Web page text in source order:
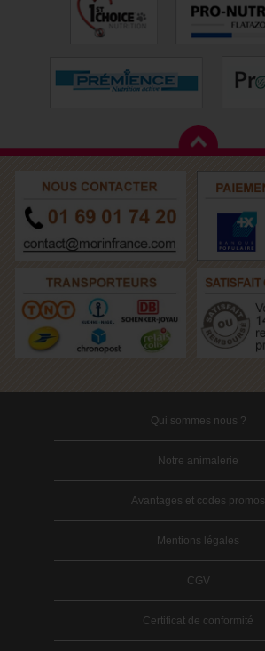
Qui sommes nous ?
Notre animalerie
Avantages et codes promos
Mentions légales
CGV
Certificat de conformité